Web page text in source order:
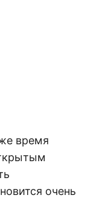
время
очень